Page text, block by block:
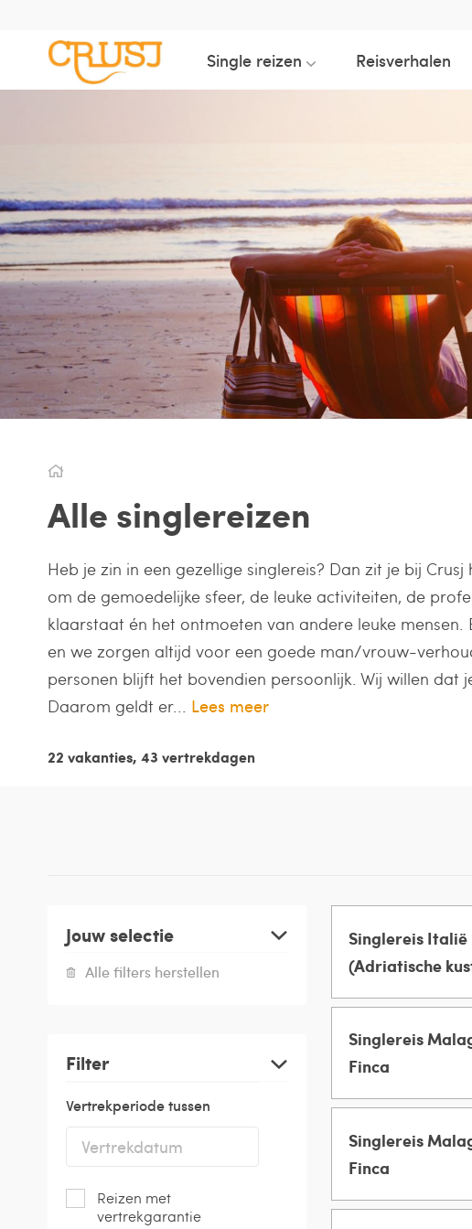
Single reizen Reisverhalen
Alle singlereizen
Heb je zin in een gezellige singlereis? Dan zit je bij
om de gemoedelijke sfeer, de leuke activiteiten, de
klaarstaat én het ontmoeten van andere leuke
en we zorgen altijd voor een goede man/vrouw-
personen blijft het bovendien persoonlijk. Wij willen
Daarom geldt er... Lees meer
22 vakanties, 43 vertrekdagen
Jouw selectie
Alle filters herstellen
Filter
Vertrekperiode tussen
Reizen met
vertrekgarantie
Singlereis Italië
(Adriatische
Groepsinfo
MANNEN (3)
VROUWEN (3)
Singlereis
Finca
Groepsinfo
MANNEN (2)
VROUWEN (2)
Singlereis
Finca
Groepsinfo